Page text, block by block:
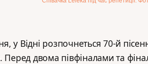
у Відні розпочнеться 70-й
двома півфіналами та